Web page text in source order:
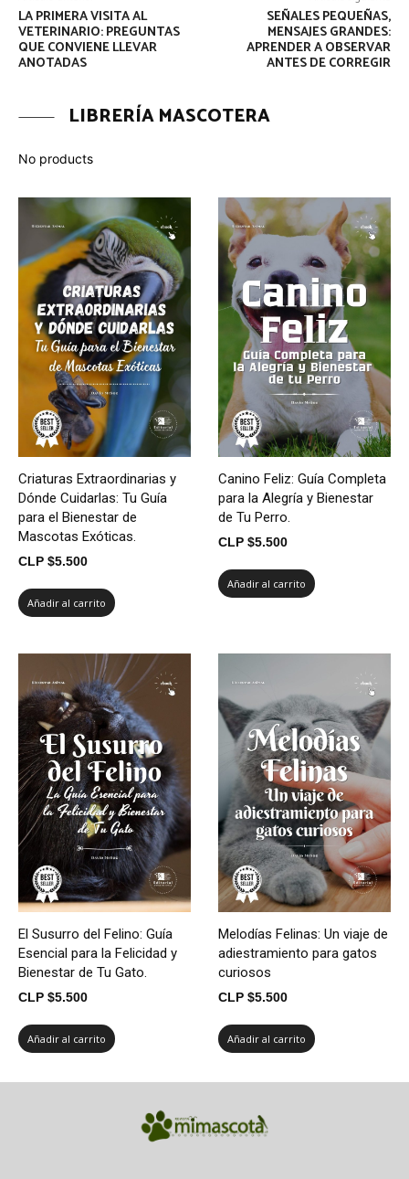
LA PRIMERA VISITA AL
VETERINARIO: PREGUNTAS
QUE CONVIENE LLEVAR
ANOTADAS
SEÑALES PEQUEÑAS,
MENSAJES GRANDES:
APRENDER A OBSERVAR
ANTES DE CORREGIR
LIBRERÍA MASCOTERA
Criaturas Extraordinarias y
Dónde Cuidarlas: Tu Guía
para el Bienestar de
Mascotas Exóticas.
CLP $5.500
Añadir al carrito
Canino Feliz: Guía Completa
para la Alegría y Bienestar
de Tu Perro.
CLP $5.500
Añadir al carrito
El Susurro del Felino: Guía
Esencial para la Felicidad y
Bienestar de Tu Gato.
CLP $5.500
Añadir al carrito
Melodías Felinas: Un viaje de
adiestramiento para gatos
curiosos
CLP $5.500
Añadir al carrito